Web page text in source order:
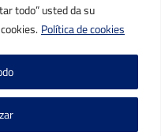
todo” usted da su
Política de cookies